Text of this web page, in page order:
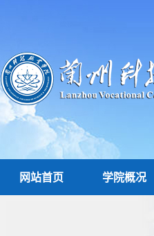
网站首页 学院概况